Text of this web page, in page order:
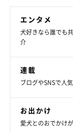
うに！
写真提供・取材協
※この記事は投稿
エンタメ
犬好きなら誰でも
介
連載
ブログやSNSで人
お出かけ
愛犬とのおでかけ